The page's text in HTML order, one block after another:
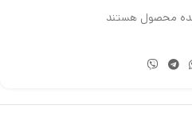
محصول هستند